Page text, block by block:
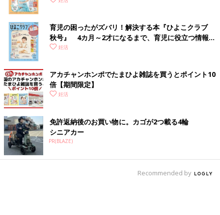
育児の困ったがズバリ！解決する本『ひよこクラブ
秋号』 4カ月～2才になるまで、育児に役立つ情報が
いっぱい！
妊活
アカチャンホンポでたまひよ雑誌を買うとポイント10
倍【期間限定】
妊活
免許返納後のお買い物に。カゴが2つ載る4輪
シニアカー
PR(BLAZE)
Recommended by